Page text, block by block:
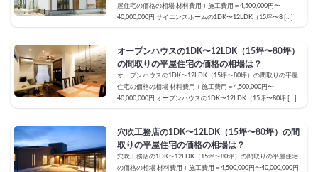
屋住宅の価格の相場 材料費用＋施工費用＝4,500,000円〜
40,000,000円 サイエンスホームの1DK〜12LDK（15坪〜8 […]
オープンハウスの1DK〜12LDK（15坪〜80坪）
の間取りの平屋住宅の価格の相場は？
オープンハウスの1DK〜12LDK（15坪〜80坪）の間取りの平屋
住宅の価格の相場 材料費用＋施工費用＝4,500,000円〜
40,000,000円 オープンハウスの1DK〜12LDK（15坪〜80坪 […]
穴吹工務店の1DK〜12LDK（15坪〜80坪）の間
取りの平屋住宅の価格の相場は？
穴吹工務店の1DK〜12LDK（15坪〜80坪）の間取りの平屋住宅
の価格の相場 材料費用＋施工費用＝4,500,000円〜40,000,000円